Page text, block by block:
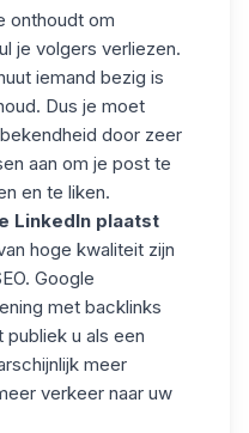
onthoudt om
je volgers verliezen.
iemand bezig is
Dus je moet
door zeer
aan om je post te
en te liken.
LinkedIn plaatst
hoge kwaliteit zijn
Google
met backlinks
publiek u als een
meer
verkeer naar uw